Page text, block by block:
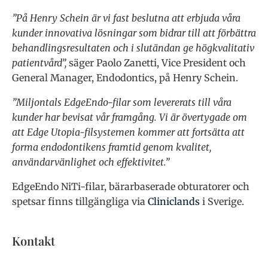
”På Henry Schein är vi fast beslutna att erbjuda våra
kunder innovativa lösningar som bidrar till att förbättra
behandlingsresultaten och i slutändan ge högkvalitativ
patientvård”, säger Paolo Zanetti, Vice President och
General Manager, Endodontics, på Henry Schein.
”Miljontals EdgeEndo-filar som levererats till våra
kunder har bevisat vår framgång. Vi är övertygade om
att Edge Utopia-filsystemen kommer att fortsätta att
forma endodontikens framtid genom kvalitet,
användarvänlighet och effektivitet.”
EdgeEndo NiTi-filar, bärarbaserade obturatorer och
spetsar finns tillgängliga via Cliniclands i Sverige.
Kontakt